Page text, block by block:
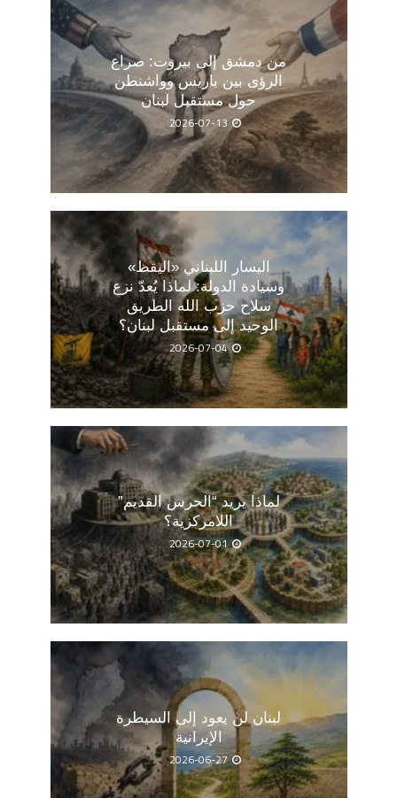
من دمشق إلى بيروت: صراع
الرؤى بين باريس وواشنطن
حول مستقبل لبنان
2026-07-13
اليسار اللبناني «اليقظ»
وسيادة الدولة: لماذا يُعدّ نزع
سلاح حزب الله الطريق
الوحيد إلى مستقبل لبنان؟
2026-07-04
لماذا يريد “الحرس القديم”
اللامركزية؟
2026-07-01
لبنان لن يعود إلى السيطرة
الإيرانية
2026-06-27